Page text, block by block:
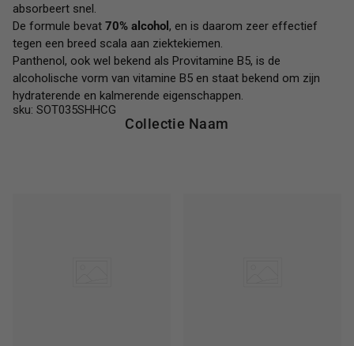
absorbeert snel.
De formule bevat 70% alcohol , en is daarom zeer effectief
tegen een breed scala aan ziektekiemen.
Panthenol, ook wel bekend als Provitamine B5, is de
alcoholische vorm van vitamine B5 en staat bekend om zijn
hydraterende en kalmerende eigenschappen.
sku: SOT035SHHCG
Collectie Naam